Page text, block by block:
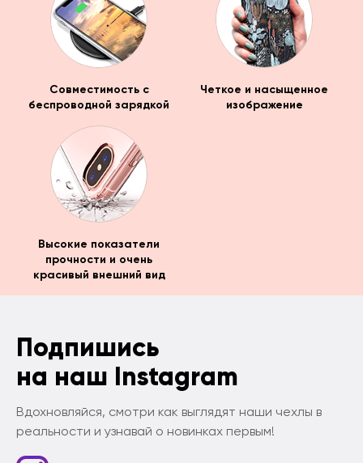
Совместимость с
беспроводной зарядкой
Четкое и насыщенное
изображение
Высокие показатели
прочности и очень
красивый внешний вид
Подпишись
на наш Instagram
Вдохновляйся, смотри как выглядят наши чехлы в
реальности и узнавай о новинках первым!